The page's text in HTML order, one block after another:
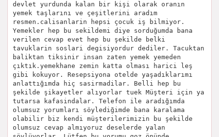
devlet yurdunda kalan bir kişi olarak oranın
yemek taşlarını ve çeşitlerini aradım
resmen.calisanlarin hepsi çocuk iş bilmiyor.
Yemekler hep bu sekildemi diye sorduğumda bana
verilen cevap evet hep bu şekilde belki
tavuklarin soslari degisiyordur dediler. Tacuktan
baliktan tiksinir insan zaten yemek yemeden
çıktık.yemekhane zemin katta olması harici leş
gibi kokuyor. Resepsiyona otelde yaşadıklarımı
anlattığımda hiç sasirmadilar. Belli hep bu
şekilde şikayetler alıyorlar tuek Müşteri için ya
tutarsa kafasindalar. Telefon ile aradığımda
olumsuz yorumları söylediğimde bana karalama
olabilir biz kendi müşterilerimizin bu şekilde
olumsuz cevap almıyoruz deselerde yalan